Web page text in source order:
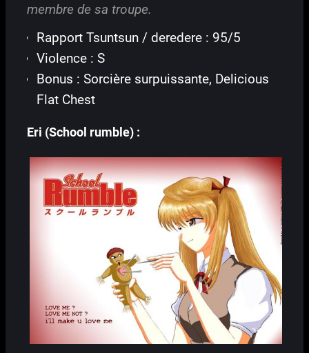
membre de sa troupe.
Rapport Tsuntsun / deredere : 95/5
Violence : S
Bonus : Sorcière surpuissante, Delicious
Flat Chest
Eri (School rumble) :